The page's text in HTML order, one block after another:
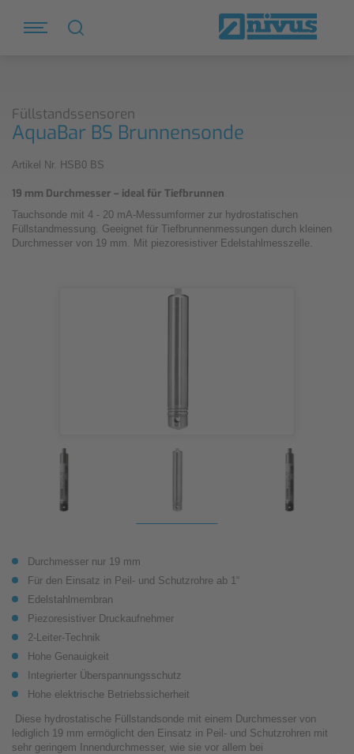
Füllstandssensoren
AquaBar BS Brunnensonde
Artikel Nr. HSB0 BS
19 mm Durchmesser – ideal für Tiefbrunnen
Tauchsonde mit 4 - 20 mA-Messumformer zur hydrostatischen
Füllstandmessung. Geeignet für Tiefbrunnenmessungen durch kleinen
Durchmesser von 19 mm. Mit piezoresistiver Edelstahlmesszelle.
Durchmesser nur 19 mm
Für den Einsatz in Peil- und Schutzrohre ab 1“
Edelstahlmembran
Piezoresistiver Druckaufnehmer
2-Leiter-Technik
Hohe Genauigkeit
Integrierter Überspannungsschutz
Hohe elektrische Betriebssicherheit
Diese hydrostatische Füll­standsonde mit einem Durchmesser von
lediglich 19 mm ermöglicht den Einsatz in Peil- und Schutzrohren mit
sehr geringem Innendurchmesser, wie sie vor allem bei